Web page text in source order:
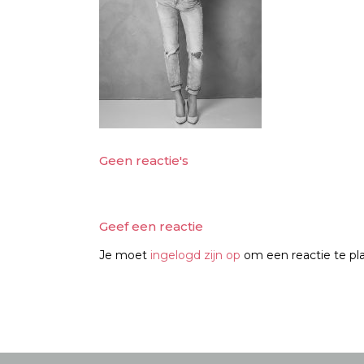
Geen reactie's
Geef een reactie
Je moet ingelogd zijn op om een reactie te